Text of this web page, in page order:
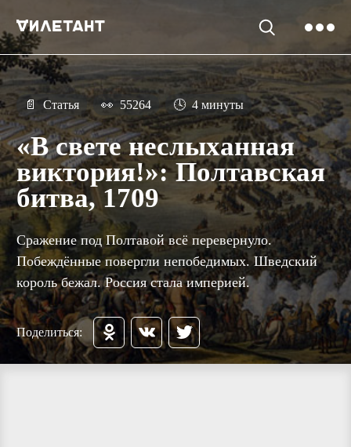
📄 Статья 👀 55264 🕓 4 минуты
«В свете неслыханная
виктория!»: Полтавская
битва, 1709
Сражение под Полтавой всё перевернуло.
Побеждённые повергли непобедимых. Шведский
король бежал. Россия стала империей.
Поделиться: